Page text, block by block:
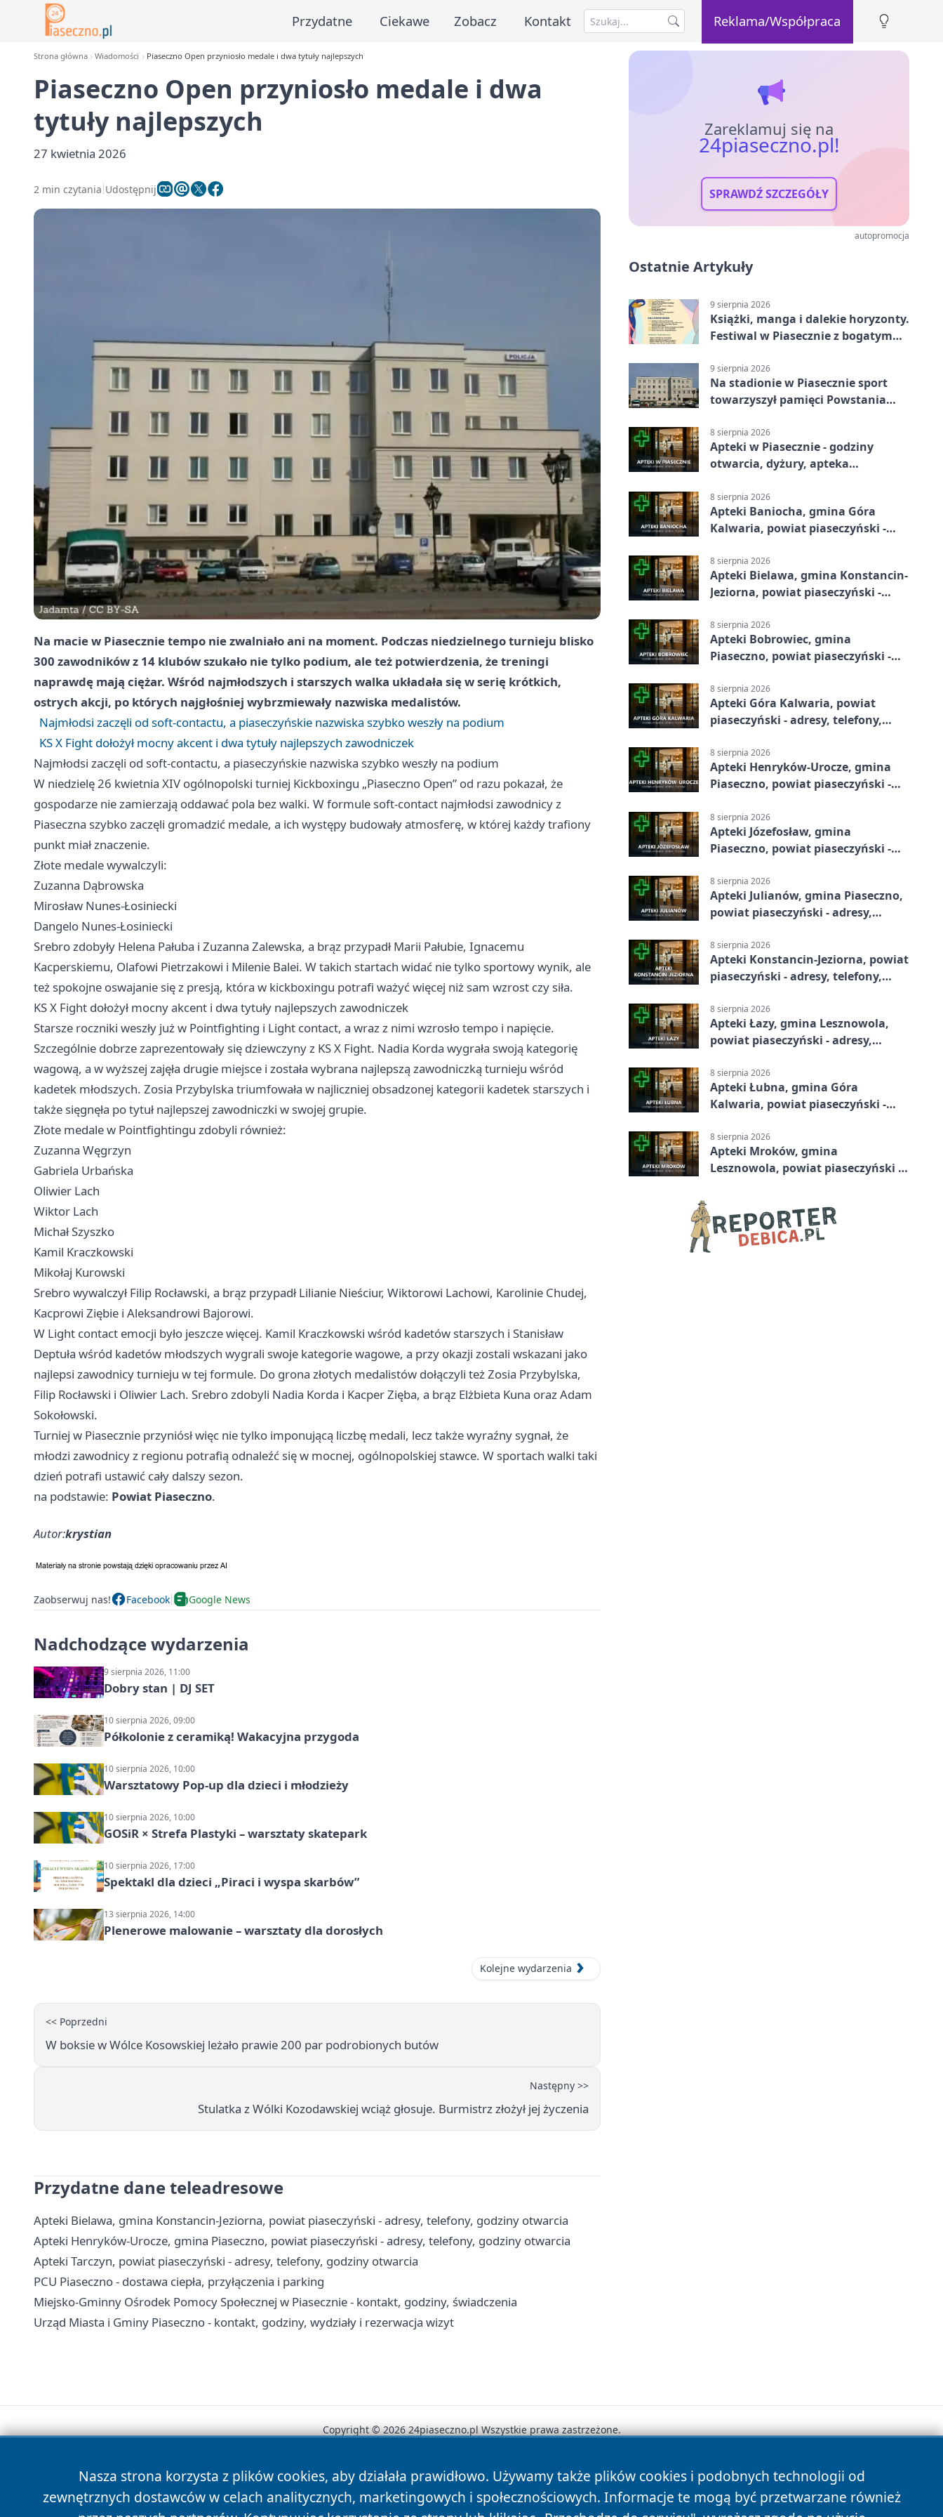
Przydatne Ciekawe Zobacz Kontakt Reklama/Współpraca
Strona główna Wiadomości Piaseczno Open przyniosło medale i dwa tytuły najlepszych
Piaseczno Open przyniosło medale i dwa
tytuły najlepszych
27 kwietnia 2026
2 min czytania Udostępnij
Na macie w Piasecznie tempo nie zwalniało ani na moment. Podczas niedzielnego turnieju blisko
300 zawodników z 14 klubów szukało nie tylko podium, ale też potwierdzenia, że treningi
naprawdę mają ciężar. Wśród najmłodszych i starszych walka układała się w serię krótkich,
ostrych akcji, po których najgłośniej wybrzmiewały nazwiska medalistów.
Najmłodsi zaczęli od soft-contactu, a piaseczyńskie nazwiska szybko weszły na podium
KS X Fight dołożył mocny akcent i dwa tytuły najlepszych zawodniczek
Najmłodsi zaczęli od soft-contactu, a piaseczyńskie nazwiska szybko weszły na podium
W niedzielę 26 kwietnia XIV ogólnopolski turniej Kickboxingu „Piaseczno Open” od razu pokazał, że
gospodarze nie zamierzają oddawać pola bez walki. W formule soft-contact najmłodsi zawodnicy z
Piaseczna szybko zaczęli gromadzić medale, a ich występy budowały atmosferę, w której każdy trafiony
punkt miał znaczenie.
Złote medale wywalczyli:
Zuzanna Dąbrowska
Mirosław Nunes-Łosiniecki
Dangelo Nunes-Łosiniecki
Srebro zdobyły Helena Pałuba i Zuzanna Zalewska, a brąz przypadł Marii Pałubie, Ignacemu
Kacperskiemu, Olafowi Pietrzakowi i Milenie Balei. W takich startach widać nie tylko sportowy wynik, ale
też spokojne oswajanie się z presją, która w kickboxingu potrafi ważyć więcej niż sam wzrost czy siła.
KS X Fight dołożył mocny akcent i dwa tytuły najlepszych zawodniczek
Starsze roczniki weszły już w Pointfighting i Light contact, a wraz z nimi wzrosło tempo i napięcie.
Szczególnie dobrze zaprezentowały się dziewczyny z KS X Fight. Nadia Korda wygrała swoją kategorię
wagową, a w wyższej zajęła drugie miejsce i została wybrana najlepszą zawodniczką turnieju wśród
kadetek młodszych. Zosia Przybylska triumfowała w najliczniej obsadzonej kategorii kadetek starszych i
także sięgnęła po tytuł najlepszej zawodniczki w swojej grupie.
Złote medale w Pointfightingu zdobyli również:
Zuzanna Węgrzyn
Gabriela Urbańska
Oliwier Lach
Wiktor Lach
Michał Szyszko
Kamil Kraczkowski
Mikołaj Kurowski
Srebro wywalczył Filip Rocławski, a brąz przypadł Lilianie Nieściur, Wiktorowi Lachowi, Karolinie Chudej,
Kacprowi Ziębie i Aleksandrowi Bajorowi.
W Light contact emocji było jeszcze więcej. Kamil Kraczkowski wśród kadetów starszych i Stanisław
Deptuła wśród kadetów młodszych wygrali swoje kategorie wagowe, a przy okazji zostali wskazani jako
najlepsi zawodnicy turnieju w tej formule. Do grona złotych medalistów dołączyli też Zosia Przybylska,
Filip Rocławski i Oliwier Lach. Srebro zdobyli Nadia Korda i Kacper Zięba, a brąz Elżbieta Kuna oraz Adam
Sokołowski.
Turniej w Piasecznie przyniósł więc nie tylko imponującą liczbę medali, lecz także wyraźny sygnał, że
młodzi zawodnicy z regionu potrafią odnaleźć się w mocnej, ogólnopolskiej stawce. W sportach walki taki
dzień potrafi ustawić cały dalszy sezon.
na podstawie: Powiat Piaseczno.
Autor:krystian
Zaobserwuj nas! Facebook Google News
Nadchodzące wydarzenia
9 sierpnia 2026, 11:00
Dobry stan | DJ SET
10 sierpnia 2026, 09:00
Półkolonie z ceramiką! Wakacyjna przygoda
10 sierpnia 2026, 10:00
Warsztatowy Pop-up dla dzieci i młodzieży
10 sierpnia 2026, 10:00
GOSiR × Strefa Plastyki – warsztaty skatepark
10 sierpnia 2026, 17:00
Spektakl dla dzieci „Piraci i wyspa skarbów”
13 sierpnia 2026, 14:00
Plenerowe malowanie – warsztaty dla dorosłych
Kolejne wydarzenia
<< Poprzedni
W boksie w Wólce Kosowskiej leżało prawie 200 par podrobionych butów
Następny >>
Stulatka z Wólki Kozodawskiej wciąż głosuje. Burmistrz złożył jej życzenia
Przydatne dane teleadresowe
Apteki Bielawa, gmina Konstancin-Jeziorna, powiat piaseczyński - adresy, telefony, godziny otwarcia
Apteki Henryków-Urocze, gmina Piaseczno, powiat piaseczyński - adresy, telefony, godziny otwarcia
Apteki Tarczyn, powiat piaseczyński - adresy, telefony, godziny otwarcia
PCU Piaseczno - dostawa ciepła, przyłączenia i parking
Miejsko-Gminny Ośrodek Pomocy Społecznej w Piasecznie - kontakt, godziny, świadczenia
Urząd Miasta i Gminy Piaseczno - kontakt, godziny, wydziały i rezerwacja wizyt
Zareklamuj się na
24piaseczno.pl!
SPRAWDŹ SZCZEGÓŁY
autopromocja
Ostatnie Artykuły
9 sierpnia 2026
Książki, manga i dalekie horyzonty.
Festiwal w Piasecznie z bogatym
9 sierpnia 2026
Na stadionie w Piasecznie sport
towarzyszył pamięci Powstania
8 sierpnia 2026
Apteki w Piasecznie - godziny
otwarcia, dyżury, apteka
8 sierpnia 2026
Apteki Baniocha, gmina Góra
Kalwaria, powiat piaseczyński -
8 sierpnia 2026
Apteki Bielawa, gmina Konstancin-
Jeziorna, powiat piaseczyński -
8 sierpnia 2026
Apteki Bobrowiec, gmina
Piaseczno, powiat piaseczyński -
8 sierpnia 2026
Apteki Góra Kalwaria, powiat
piaseczyński - adresy, telefony,
8 sierpnia 2026
Apteki Henryków-Urocze, gmina
Piaseczno, powiat piaseczyński -
8 sierpnia 2026
Apteki Józefosław, gmina
Piaseczno, powiat piaseczyński -
8 sierpnia 2026
Apteki Julianów, gmina Piaseczno,
powiat piaseczyński - adresy,
8 sierpnia 2026
Apteki Konstancin-Jeziorna, powiat
piaseczyński - adresy, telefony,
8 sierpnia 2026
Apteki Łazy, gmina Lesznowola,
powiat piaseczyński - adresy,
8 sierpnia 2026
Apteki Łubna, gmina Góra
Kalwaria, powiat piaseczyński -
8 sierpnia 2026
Apteki Mroków, gmina
Lesznowola, powiat piaseczyński -
Nasza strona korzysta z plików cookies, aby działała prawidłowo. Używamy także plików cookies i podobnych technologii od
zewnętrznych dostawców w celach analitycznych, marketingowych i społecznościowych. Informacje te mogą być przetwarzane również
Copyright © 2026 24piaseczno.pl Wszystkie prawa zastrzeżone.
News Autorzy Polityka Prywatności Polityka Cookies